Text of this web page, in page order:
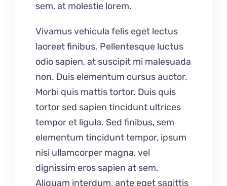
sem, at molestie lorem.
Vivamus vehicula felis eget lectus
laoreet finibus. Pellentesque luctus
odio sapien, at suscipit mi malesuada
non. Duis elementum cursus auctor.
Morbi quis mattis tortor. Duis quis
tortor sed sapien tincidunt ultrices
tempor et ligula. Sed finibus, sem
elementum tincidunt tempor, ipsum
nisi ullamcorper magna, vel
dignissim eros sapien at sem.
Aliquam interdum, ante eget sagittis